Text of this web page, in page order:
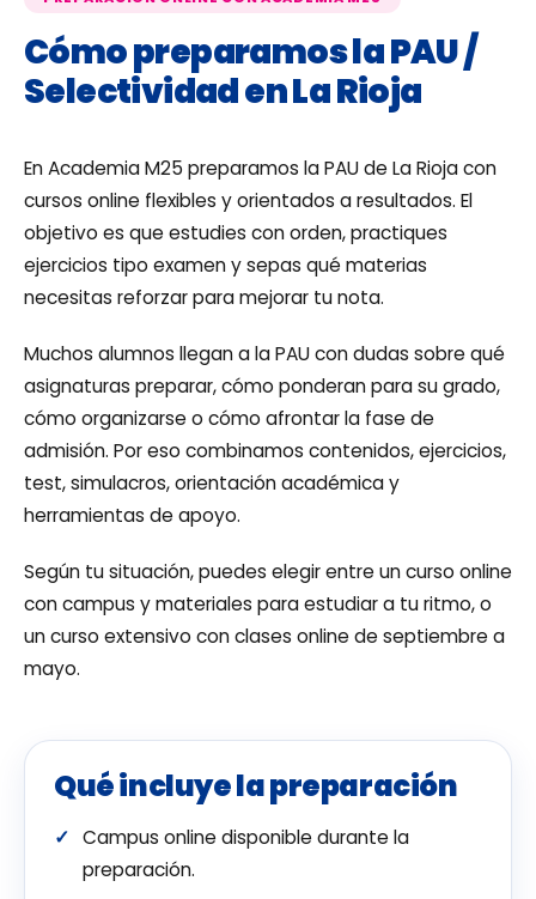
Cómo preparamos la PAU /
Selectividad en La Rioja
En Academia M25 preparamos la PAU de La Rioja con
cursos online flexibles y orientados a resultados. El
objetivo es que estudies con orden, practiques
ejercicios tipo examen y sepas qué materias
necesitas reforzar para mejorar tu nota.
Muchos alumnos llegan a la PAU con dudas sobre qué
asignaturas preparar, cómo ponderan para su grado,
cómo organizarse o cómo afrontar la fase de
admisión. Por eso combinamos contenidos, ejercicios,
test, simulacros, orientación académica y
herramientas de apoyo.
Según tu situación, puedes elegir entre un curso online
con campus y materiales para estudiar a tu ritmo, o
un curso extensivo con clases online de septiembre a
mayo.
Qué incluye la preparación
Campus online disponible durante la
preparación.